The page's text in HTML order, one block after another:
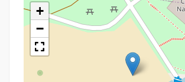
+
−